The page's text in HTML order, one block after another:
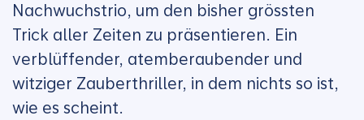
Nachwuchstrio, um den bisher grössten
Trick aller Zeiten zu präsentieren. Ein
verblüffender, atemberaubender und
witziger Zauberthriller, in dem nichts so ist,
wie es scheint.